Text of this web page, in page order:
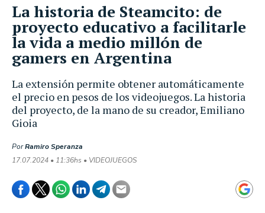
La extensión permite obtener automáticamente
el precio en pesos de los videojuegos. La historia
del proyecto, de la mano de su creador, Emiliano
Gioia
PorRamiro Speranza
17.07.2024 • 11:36hs • VIDEOJUEGOS
La historia de Steamcito: de
proyecto educativo a facilitarle
la vida a medio millón de
gamers en Argentina